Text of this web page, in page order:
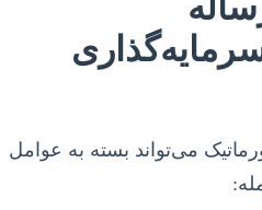
می‌تواند بسته به عوامل